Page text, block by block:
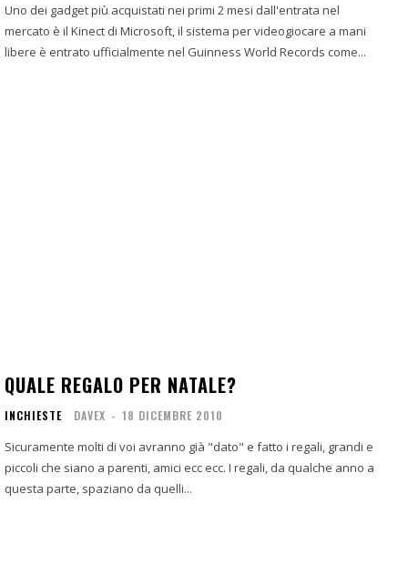
Uno dei gadget più acquistati nei primi 2 mesi dall'entrata nel
mercato è il Kinect di Microsoft, il sistema per videogiocare a mani
libere è entrato ufficialmente nel Guinness World Records come...
QUALE REGALO PER NATALE?
INCHIESTE DAVEX - 18 DICEMBRE 2010
Sicuramente molti di voi avranno già "dato" e fatto i regali, grandi e
piccoli che siano a parenti, amici ecc ecc. I regali, da qualche anno a
questa parte, spaziano da quelli...